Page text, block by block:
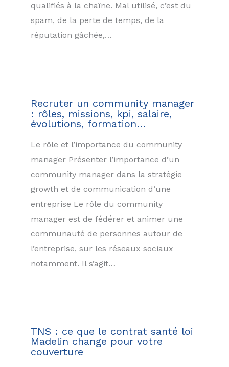
qualifiés à la chaîne. Mal utilisé, c’est du
spam, de la perte de temps, de la
réputation gâchée,…
Recruter un community manager
: rôles, missions, kpi, salaire,
évolutions, formation…
Le rôle et l’importance du community
manager Présenter l’importance d’un
community manager dans la stratégie
growth et de communication d’une
entreprise Le rôle du community
manager est de fédérer et animer une
communauté de personnes autour de
l’entreprise, sur les réseaux sociaux
notamment. Il s’agit…
TNS : ce que le contrat santé loi
Madelin change pour votre
couverture